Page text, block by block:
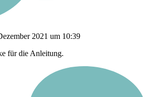
2021 um 10:39
für die Anleitung.